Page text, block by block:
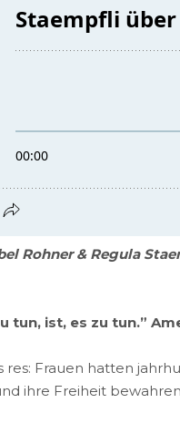
Rohner & Regula
ist, es zu tun.”
res: Frauen hatten
ihre Freiheit